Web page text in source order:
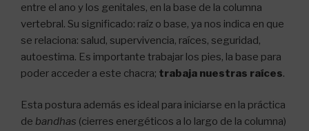
entre el ano y los genitales, en la base de la columna
vertebral. Su significado: raíz o base, ya nos indica en que
se relaciona: salud, supervivencia, raíces, seguridad,
autoestima. Es importante trabajar los pies, la base para
poder acceder a este chacra; trabaja nuestras raíces.
Esta postura además es ideal para iniciarse en la práctica
de bandhas (cierres energéticos a lo largo de la columna)